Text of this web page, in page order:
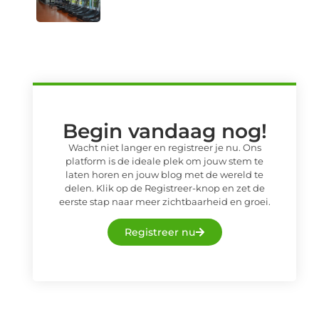
Begin vandaag nog!
Wacht niet langer en registreer je nu. Ons
platform is de ideale plek om jouw stem te
laten horen en jouw blog met de wereld te
delen. Klik op de Registreer-knop en zet de
eerste stap naar meer zichtbaarheid en groei.
Registreer nu